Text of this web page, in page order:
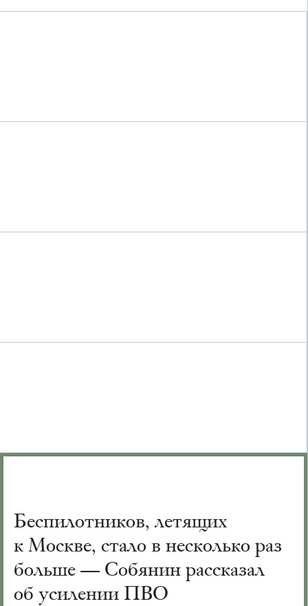
Беспилотников, летящих
к Москве, стало в несколько раз
больше — Собянин рассказал
об усилении ПВО